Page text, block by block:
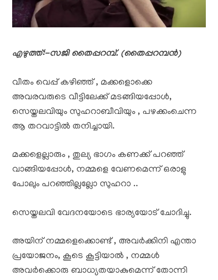
എഴുത്ത്:-സജി തൈപ്പറമ്പ്. (തൈപ്പറമ്പൻ)
വീതം വെപ്പ് കഴിഞ്ഞ് , മക്കളൊക്കെ
അവരവരുടെ വീട്ടിലേക്ക് മടങ്ങിയപ്പോൾ,
സെയ്തലവിയും സുഹറാബീവിയും , പഴക്കംചെന്ന
ആ തറവാട്ടിൽ തനിച്ചായി.
മക്കളെല്ലാരും , തുല്യ ഭാഗം കണക്ക് പറഞ്ഞ്
വാങ്ങിയപ്പോൾ, നമ്മളെ വേണമെന്ന് ഒരാളു
പോലും പറഞ്ഞില്ലല്ലോ സുഹറാ ..
സെയ്തലവി വേദനയോടെ ഭാര്യയോട് ചോദിച്ചു.
അയിന് നമ്മളെക്കൊണ്ട് , അവർക്കിനി എന്താ
പ്രയോജനം, കൂടെ കൂട്ടിയാൽ , നമ്മൾ
അവർക്കൊരു ബാധ്യതയാകുമെന്ന് തോന്നി